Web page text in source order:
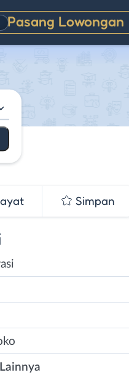
Pasang Lowongan
Simpan